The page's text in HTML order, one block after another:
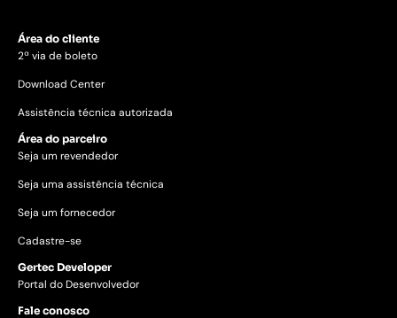
Área do cliente
2ª via de boleto
Download Center
Assistência técnica autorizada
Área do parceiro
Seja um revendedor
Seja uma assistência técnica
Seja um fornecedor
Cadastre-se
Gertec Developer
Portal do Desenvolvedor
Fale conosco